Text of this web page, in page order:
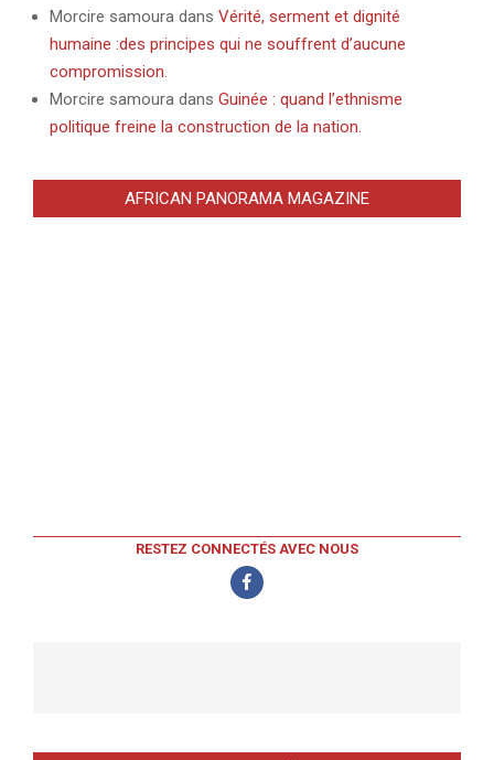
Morcire samoura dans Vérité, serment et dignité
humaine :des principes qui ne souffrent d’aucune
compromission.
Morcire samoura dans Guinée : quand l’ethnisme
politique freine la construction de la nation.
AFRICAN PANORAMA MAGAZINE
RESTEZ CONNECTÉS AVEC NOUS